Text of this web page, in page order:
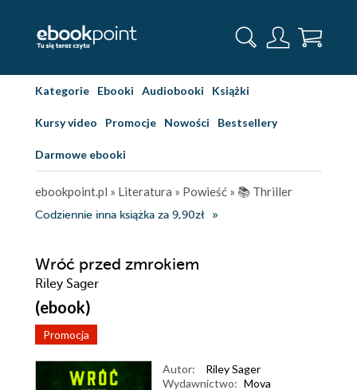
Kategorie Ebooki Audiobooki Książki
Kursy video Promocje Nowości Bestsellery
Darmowe ebooki
ebookpoint.pl » Literatura » Powieść » 📚 Thriller
Codziennie inna książka za 9,90zł
Wróć przed zmrokiem
Riley Sager
(ebook)
Promocja
Autor:
Riley Sager
Wydawnictwo: Mova